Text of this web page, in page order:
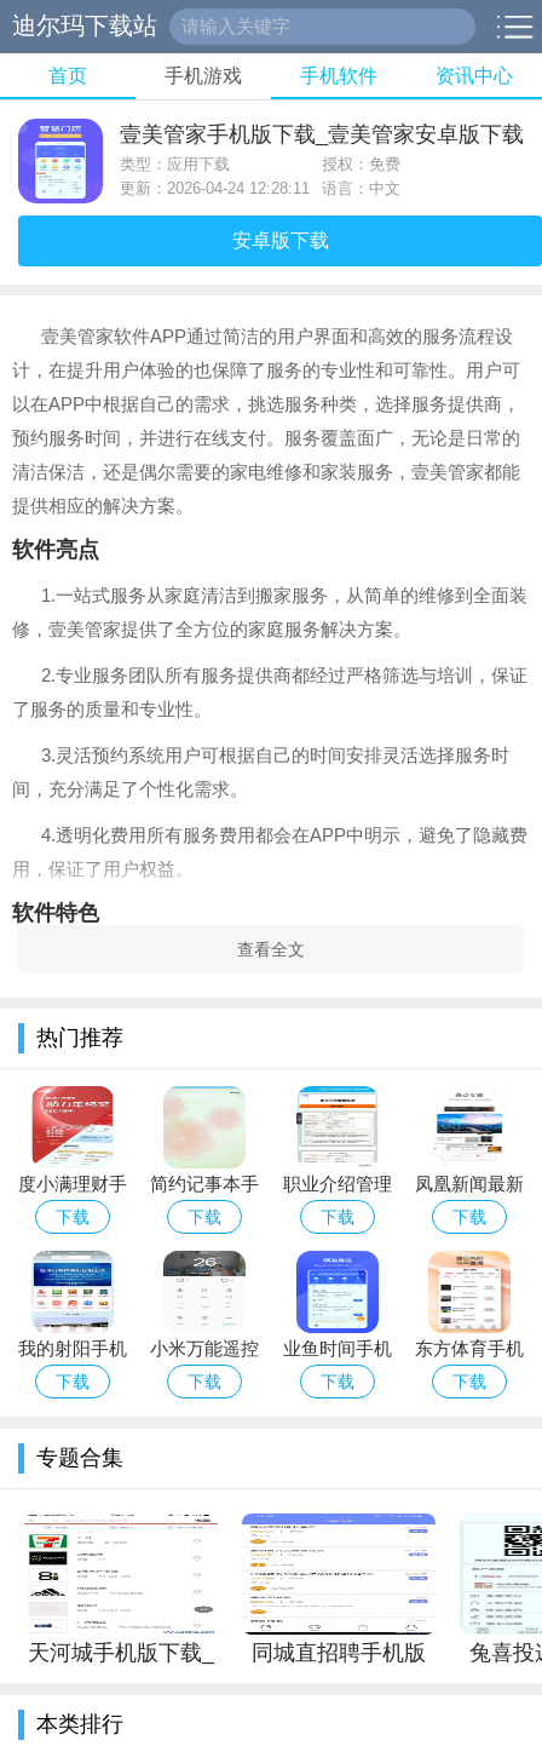
迪尔玛下载站
首页 手机游戏 手机软件 资讯中心
壹美管家手机版下载_壹美管家安卓版下载
类型：应用下载
授权：免费
更新：2026-04-24 12:28:11
语言：中文
安卓版下载
壹美管家软件APP通过简洁的用户界面和高效的服务流程设
计，在提升用户体验的也保障了服务的专业性和可靠性。用户可
以在APP中根据自己的需求，挑选服务种类，选择服务提供商，
预约服务时间，并进行在线支付。服务覆盖面广，无论是日常的
清洁保洁，还是偶尔需要的家电维修和家装服务，壹美管家都能
提供相应的解决方案。
软件亮点
1.一站式服务从家庭清洁到搬家服务，从简单的维修到全面装
修，壹美管家提供了全方位的家庭服务解决方案。
2.专业服务团队所有服务提供商都经过严格筛选与培训，保证
了服务的质量和专业性。
3.灵活预约系统用户可根据自己的时间安排灵活选择服务时
间，充分满足了个性化需求。
4.透明化费用所有服务费用都会在APP中明示，避免了隐藏费
用，保证了用户权益。
软件特色
1.用户友好的界面：壹美管家APP拥有直观、清晰的用户界面
2.实时服务跟踪用户可以在APP中实时跟踪服务进度，了解服
3.安全支付系统采用了先进的在线支付技术，保障了用户支付
的安全性。
4.客户反馈机制用户可以通过APP对服务质量进行评价和反
馈，壹美管家将根据用户反馈不断优化服务。
软件优势
壹美管家软件APP的优势在于其提供的一站式、全方位服
务，能够满足用户在家庭生活中的各种需求。通过建立起专业的
服务提供团队，确保了服务的高质量和专业度。对用户友好的界
系统，都极大地提升了用户的使用体验。
壹美管家软件APP是一个非常实用的家庭服务工具。它的出
现，解决了很多家庭在日常生活中遇到的难题，提供了便捷、高
效、专业的服务，极大地提高了生活质量。无论是界面的设计，
还是服务体系的构建，都体现了开发者对用户需求的深刻理解和
反馈继续优化服务项目、完善用户体验。壹美管家软件APP值得
查看全文
热门推荐
度小满理财手
机版下载
下载
简约记事本手
机版下载_简
约记事本安卓
版下载
下载
职业介绍管理
系统官方版下
载_职业介绍
管理系统安卓
版下载
下载
凤凰新闻最新
版下载_凤凰
新闻手机版
app下载
下载
我的射阳手机
版下载_我的
载
下载
小米万能遥控
器手机版下载
下载
业鱼时间手机
版下载_业鱼
下载
东方体育手机
版下载_东方
下载
专题合集
天河城手机版下载_
同城直招聘手机版
兔喜投
本类排行